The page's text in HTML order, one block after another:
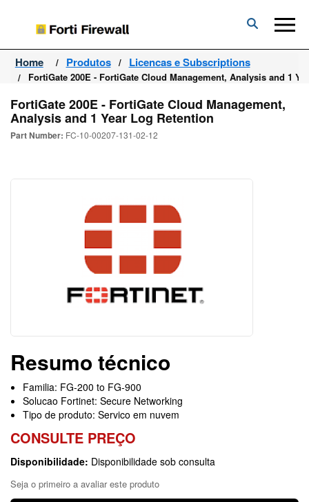
Forti
Firewall
Home Produtos Licencas e Subscriptions
FortiGate 200E - FortiGate Cloud Management, Analysis and 1
FortiGate 200E - FortiGate Cloud Management,
Analysis and 1 Year Log Retention
Part Number: FC-10-00207-131-02-12
Resumo técnico
Familia: FG-200 to FG-900
Solucao Fortinet: Secure Networking
Tipo de produto: Servico em nuvem
CONSULTE PREÇO
Disponibilidade: Disponibilidade sob consulta
Seja o primeiro a avaliar este produto